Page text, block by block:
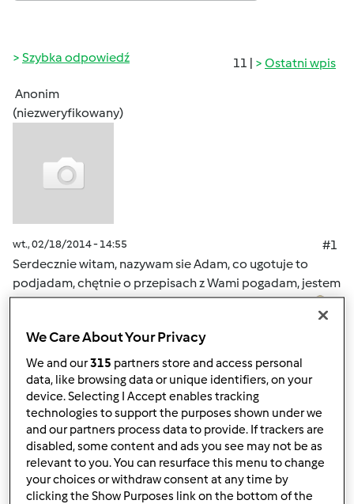
11 | Ostatni wpis
Szybka odpowiedź
Anonim
(niezweryfikowany)
wt., 02/18/2014 - 14:55
#1
Serdecznie witam, nazywam sie Adam, co ugotuje to
podjadam, chętnie o przepisach z Wami pogadam, jestem
tu nowy ale już twierdzę że Thermomix jest odlotowy
Zaloguj lub zarejestruj sięaby dodawać
komentarze
gabi49 Dołączył : 29.04.2011
We Care About Your Privacy
We and our315 partners store and access personal
data, like browsing data or unique identifiers, on your
device. Selecting I Accept enables tracking
technologies to support the purposes shown under we
and our partners process data to provide. If trackers are
disabled, some content and ads you see may not be as
relevant to you. You can resurface this menu to change
your choices or withdraw consent at any time by
clicking the Show Purposes link on the bottom of the